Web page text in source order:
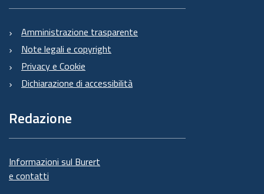
Amministrazione trasparente
Note legali e copyright
Privacy e Cookie
Dichiarazione di accessibilità
Redazione
Informazioni sul Burert
e contatti